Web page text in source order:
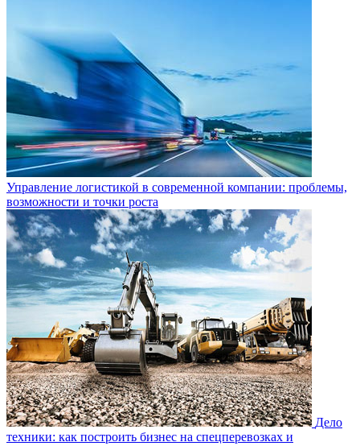
Управление логистикой в современной компании: проблемы,
возможности и точки роста
Дело
техники: как построить бизнес на спецперевозках и